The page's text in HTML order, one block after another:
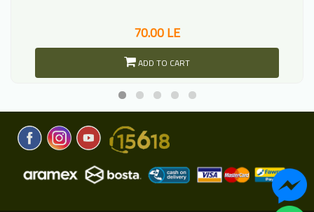
70.00 LE
ADD TO CART